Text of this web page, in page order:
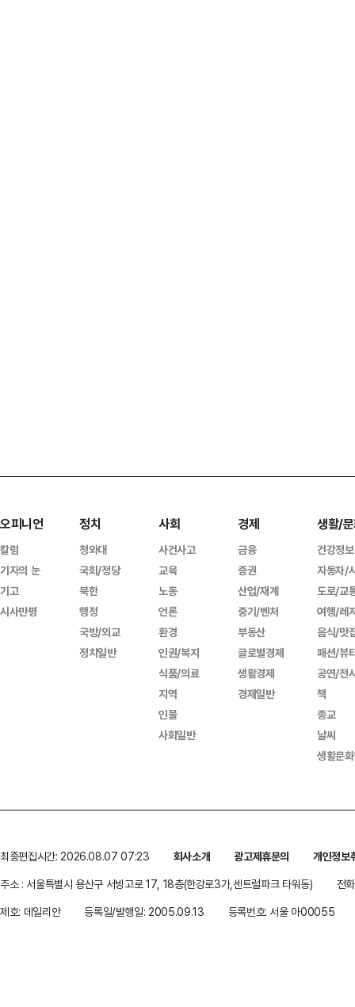
오피니언
칼럼
기자의 눈
기고
시사만평
정치
청와대
국회/정당
북한
행정
국방/외교
정치일반
사회
사건사고
교육
노동
언론
환경
인권/복지
식품/의료
지역
인물
사회일반
경제
금융
증권
산업/재계
중기/벤처
부동산
글로벌경제
생활경제
경제일반
생활/
건강정보
자동차/
도로/교
여행/레
음식/맛
패션/뷰
공연/전
책
종교
날씨
생활문
최종편집시간: 2026.08.07 07:23 회사소개 광고제휴문의
개인정보
주소 : 서울특별시 용산구 서빙고로 17, 18층(한강로3가,센트럴파크 타워동)
전
제호: 데일리안
등록일/발행일: 2005.09.13 등록번호: 서울 아00055